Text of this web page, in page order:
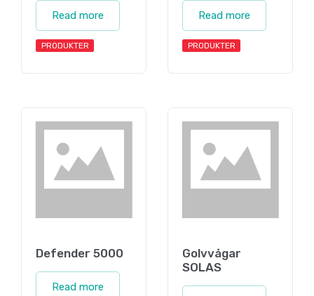
Read more
PRODUKTER
Read more
PRODUKTER
Defender 5000
Read more
Golvvågar
SOLAS